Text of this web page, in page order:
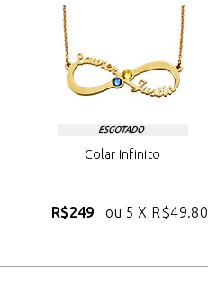
Colar Infinito
R$249 ou 5 X R$49.80